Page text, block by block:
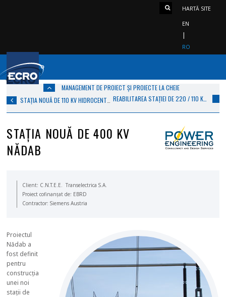
HARTĂ SITE
EN
RO
MANAGEMENT DE PROIECT ȘI PROIECTE LA CHEIE
STAȚIA NOUĂ DE 110 KV HIDROCENTRALA SUBCETATE
REABILITAREA STAȚIEI DE 220 / 110 KV FLOREȘTI
STAȚIA NOUĂ DE 400 KV
NĂDAB
Client: C.N.T.E.E. Transelectrica S.A.
Proiect cofinanțat de: EBRD
Contractor: Siemens Austria
Proiectul
Nădab a
fost definit
pentru
construcția
unei noi
stații de